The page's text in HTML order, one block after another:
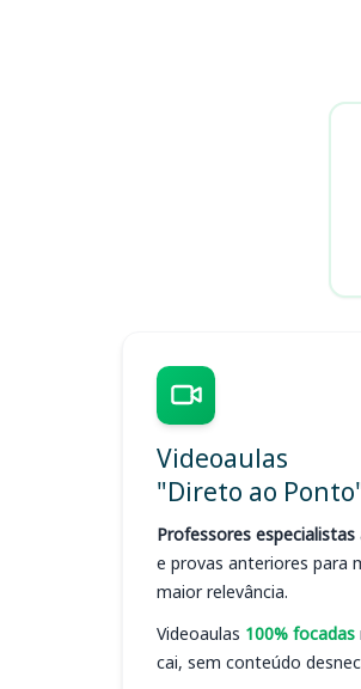
Videoaulas
"Direto ao
Professores especialistas
e provas anteriores para
maior relevância.
Videoaulas 100% focadas
cai, sem conteúdo